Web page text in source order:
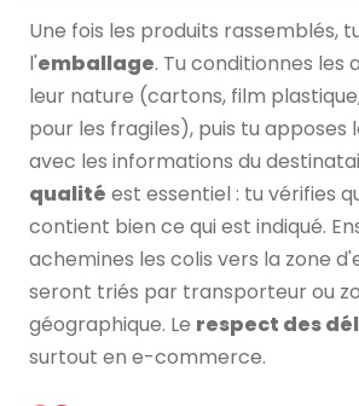
Une fois les produits rassemblés,
l'emballage. Tu conditionnes les
leur nature (cartons, film
pour les fragiles), puis tu apposes
avec les informations du
qualité est essentiel : tu vérifies
contient bien ce qui est indiqué.
achemines les colis vers la zone
seront triés par transporteur ou
géographique. Le respect des
surtout en e-commerce.